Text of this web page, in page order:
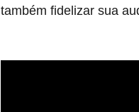
também fidelizar sua